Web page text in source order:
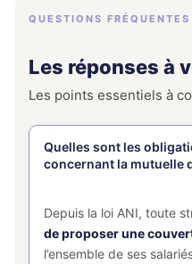
QUESTIONS FRÉQUENTES
Les réponses à
Les points essentiels à
Quelles sont les
concernant la mutuelle
Depuis la loi ANI, toute
de proposer une
l’ensemble de ses